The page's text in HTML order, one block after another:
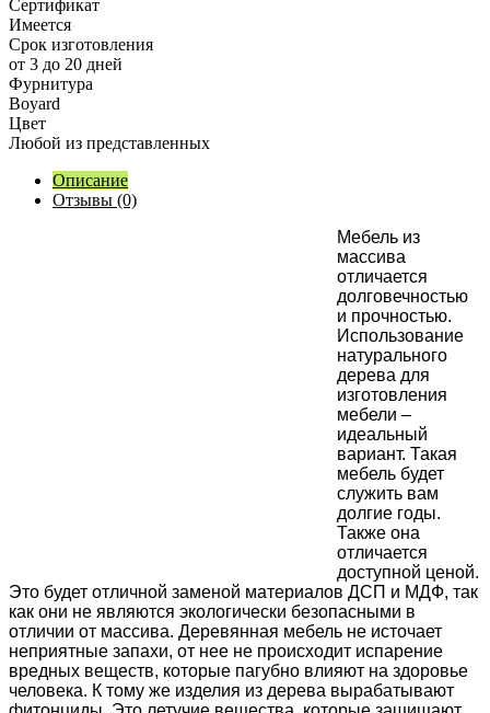
Сертификат
Имеется
Срок изготовления
от 3 до 20 дней
Фурнитура
Boyard
Цвет
Любой из представленных
Описание
Отзывы (0)
Мебель из
массива
отличается
долговечностью
и прочностью.
Использование
натурального
дерева для
изготовления
мебели –
идеальный
вариант. Такая
мебель будет
служить вам
долгие годы.
Также она
отличается
доступной ценой.
Это будет отличной заменой материалов ДСП и МДФ, так
как они не являются экологически безопасными в
отличии от массива. Деревянная мебель не источает
неприятные запахи, от нее не происходит испарение
вредных веществ, которые пагубно влияют на здоровье
человека. К тому же изделия из дерева вырабатывают